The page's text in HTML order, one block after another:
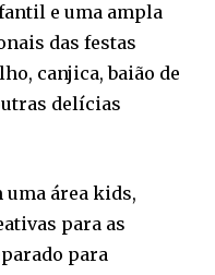
e uma ampla
das festas
canjica, baião de
delícias
uma área kids,
para as
para